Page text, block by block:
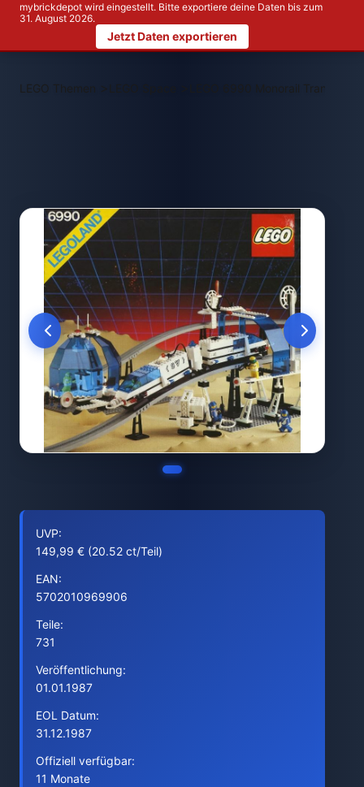
mybrickdepot wird eingestellt. Bitte exportiere deine Daten bis zum
31. August 2026.
Jetzt Daten exportieren
LEGO Themen > LEGO 6990 Monorail Transport
UVP:
149,99 € (20.52 ct/Teil)
EAN:
5702010969906
Teile:
731
Veröffentlichung:
01.01.1987
EOL Datum:
31.12.1987
Offiziell verfügbar:
11 Monate